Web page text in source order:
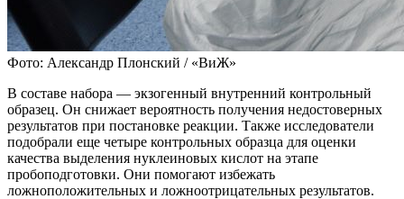
Фото: Александр Плонский / «ВиЖ»
В составе набора — экзогенный внутренний контрольный
образец. Он снижает вероятность получения недостоверных
результатов при постановке реакции. Также исследователи
подобрали еще четыре контрольных образца для оценки
качества выделения нуклеиновых кислот на этапе
пробоподготовки. Они помогают избежать
ложноположительных и ложноотрицательных результатов.